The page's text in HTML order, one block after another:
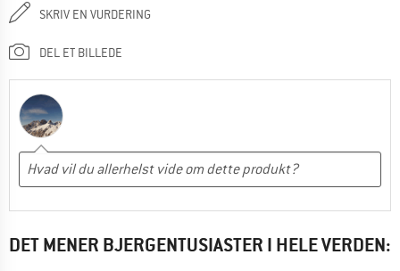
SKRIV EN VURDERING
DEL ET BILLEDE
DET MENER BJERGENTUSIASTER I HELE VERDEN: